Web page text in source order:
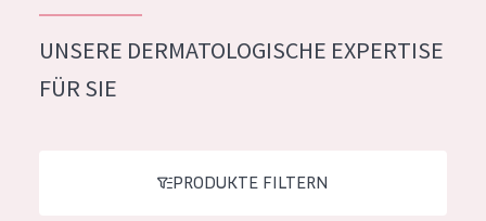
PRODUKTTYP
Feuchtigkeit und Ausstrahlung
Hautregeneration
French
UNSERE DERMATOLOGISCHE EXPERTISE
FÜR SIE
PRODUKTE FILTERN